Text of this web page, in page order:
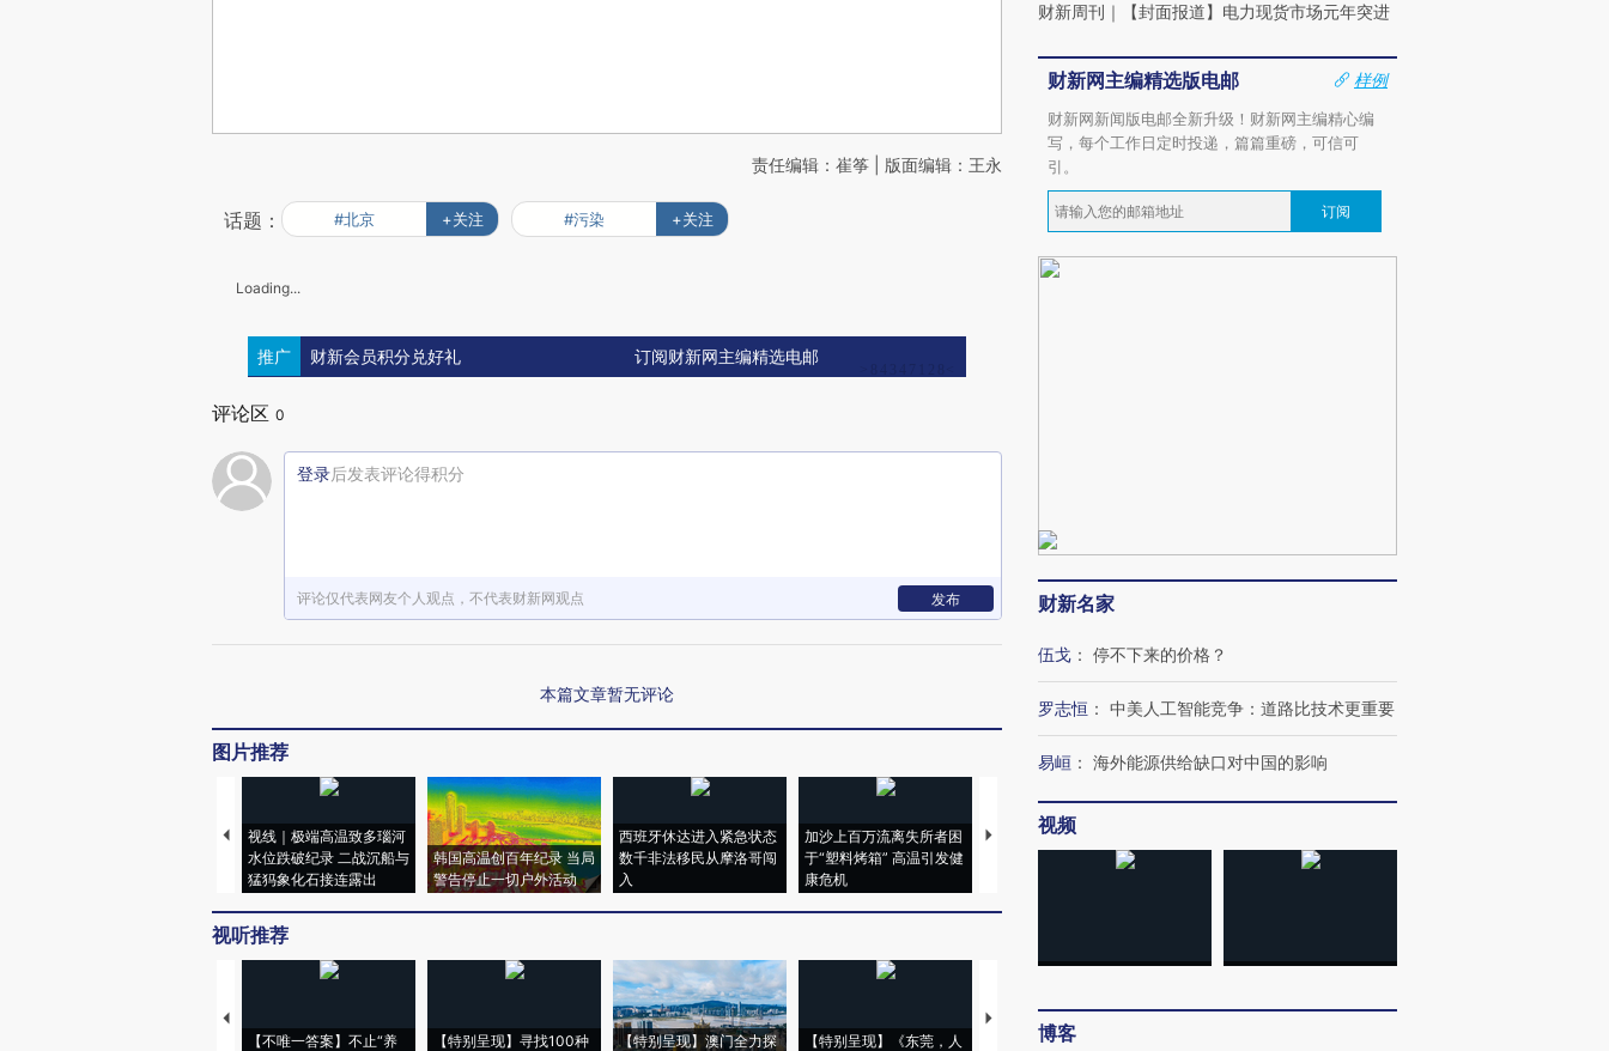
责任编辑：崔筝 | 版面编辑：王永
话题： #北京 +关注 #污染 +关注
Loading...
推广 财新会员积分兑好礼 订阅财新网主编精选电邮
评论区 0
登录后发表评论得积分
评论仅代表网友个人观点，不代表财新网观点 发布
本篇文章暂无评论
图片推荐
视线｜极端高温致多瑙河
水位跌破纪录 二战沉船与
猛犸象化石接连露出
韩国高温创百年纪录 当局
警告停止一切户外活动
西班牙休达进入紧急状态
数千非法移民从摩洛哥闯
入
加沙上百万流离失所者困
于“塑料烤箱” 高温引发健
康危机
马航飞行员跨国走私7万
粒摇头丸 尿检体内含3种
泽连斯基密集出访美英 索
视听推荐
【不唯一答案】不止“养
【特别呈现】寻找100种
【特别呈现】澳门全力探
【特别呈现】《东莞，人
【推广】走进第四届链博
会，让数智科技“链”接产
财新周刊 ｜ 【封面报道】电力现货市场元年突进
财新网主编精选版电邮
样例
财新网新闻版电邮全新升级！财新网主编精心编
写，每个工作日定时投递，篇篇重磅，可信可
引。
订阅
财新名家
伍戈 ： 停不下来的价格？
罗志恒 ： 中美人工智能竞争：道路比技术更重要
易峘 ： 海外能源供给缺口对中国的影响
视频
博客